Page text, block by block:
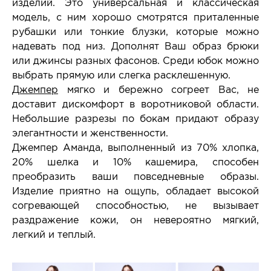
изделий. Это универсальная и классическая
модель, с ним хорошо смотрятся приталенные
рубашки или тонкие блузки, которые можно
надевать под низ. Дополнят Ваш образ брюки
или джинсы разных фасонов. Среди юбок можно
выбрать прямую или слегка расклешенную.
Джемпер мягко и бережно согреет Вас, не
доставит дискомфорт в воротниковой области.
Небольшие разрезы по бокам придают образу
элегантности и женственности.
Джемпер Аманда, выполненный из 70% хлопка,
20% шелка и 10% кашемира, способен
преобразить ваши повседневные образы.
Изделие приятно на ощупь, обладает высокой
согревающей способностью, не вызывает
раздражение кожи, он невероятно мягкий,
легкий и теплый.